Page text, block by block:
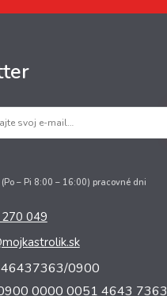
(Po – Pi 8:00 – 16:00) pracovné dni
049
0900
0000 0051 4643 7363